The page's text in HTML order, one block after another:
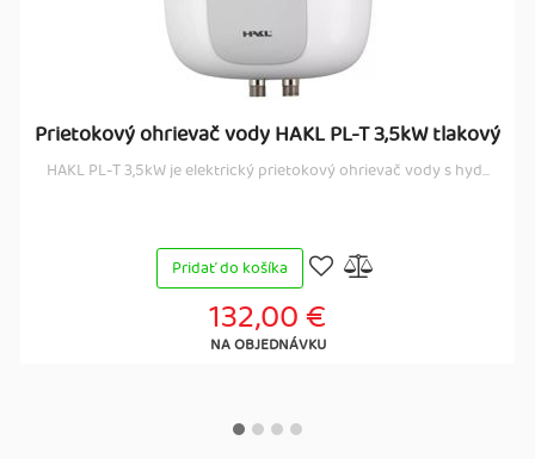
Prietokový ohrievač vody HAKL PL-T 3,5kW tlakový
HAKL PL-T 3,5kW je elektrický prietokový ohrievač vody s hyd...
Pridať do košíka
132,00 €
NA OBJEDNÁVKU